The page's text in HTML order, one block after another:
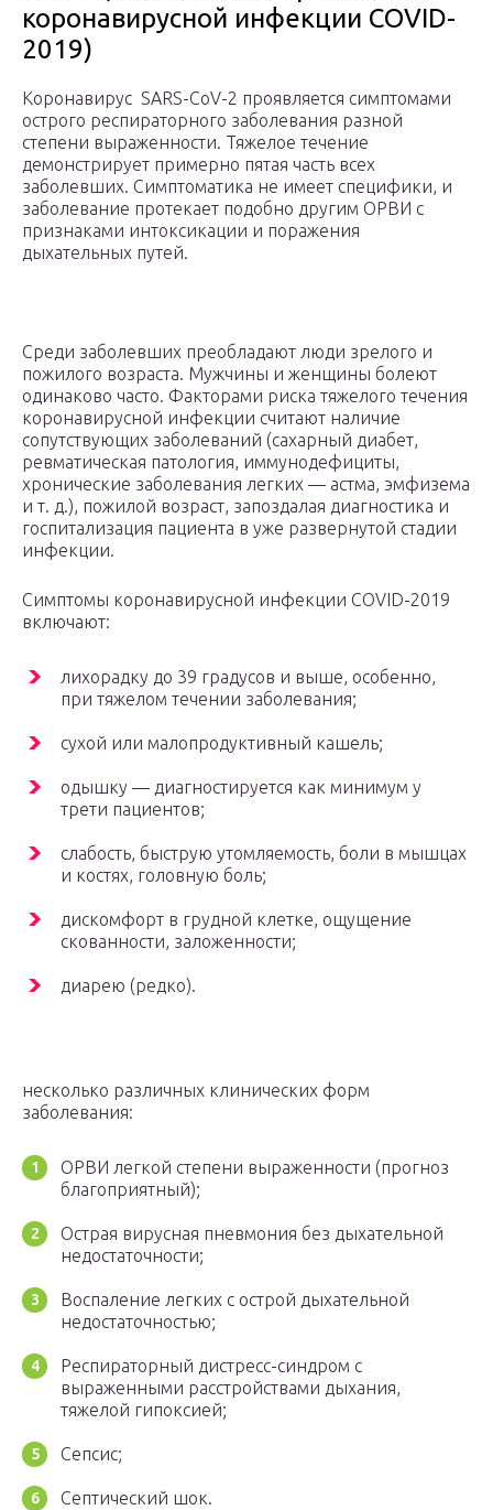
коронавирусной инфекции COVID-
2019)
Коронавирус SARS-CoV-2 проявляется симптомами
острого респираторного заболевания разной
степени выраженности. Тяжелое течение
демонстрирует примерно пятая часть всех
заболевших. Симптоматика не имеет специфики, и
заболевание протекает подобно другим ОРВИ с
признаками интоксикации и поражения
дыхательных путей.
Среди заболевших преобладают люди зрелого и
пожилого возраста. Мужчины и женщины болеют
одинаково часто. Факторами риска тяжелого течения
коронавирусной инфекции считают наличие
сопутствующих заболеваний (сахарный диабет,
ревматическая патология, иммунодефициты,
хронические заболевания легких — астма, эмфизема
и т. д.), пожилой возраст, запоздалая диагностика и
госпитализация пациента в уже развернутой стадии
инфекции.
Симптомы коронавирусной инфекции COVID-2019
включают:
лихорадку до 39 градусов и выше, особенно,
при тяжелом течении заболевания;
сухой или малопродуктивный кашель;
одышку — диагностируется как минимум у
трети пациентов;
слабость, быструю утомляемость, боли в мышцах
и костях, головную боль;
дискомфорт в грудной клетке, ощущение
скованности, заложенности;
диарею (редко).
несколько различных клинических форм
заболевания:
ОРВИ легкой степени выраженности (прогноз
благоприятный);
Острая вирусная пневмония без дыхательной
недостаточности;
Воспаление легких с острой дыхательной
недостаточностью;
Респираторный дистресс-синдром с
выраженными расстройствами дыхания,
тяжелой гипоксией;
Сепсис;
Септический шок.